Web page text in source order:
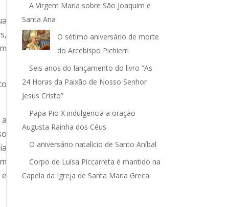
A Virgem Maria sobre São Joaquim e
Santa Ana
O sétimo aniversário de morte
do Arcebispo Pichierri
Seis anos do lançamento do livro “As
24 Horas da Paixão de Nosso Senhor
Jesus Cristo”
Papa Pio X indulgencia a oração
Augusta Rainha dos Céus
O aniversário natalício de Santo Aníbal
Corpo de Luísa Piccarreta é mantido na
Capela da Igreja de Santa Maria Greca